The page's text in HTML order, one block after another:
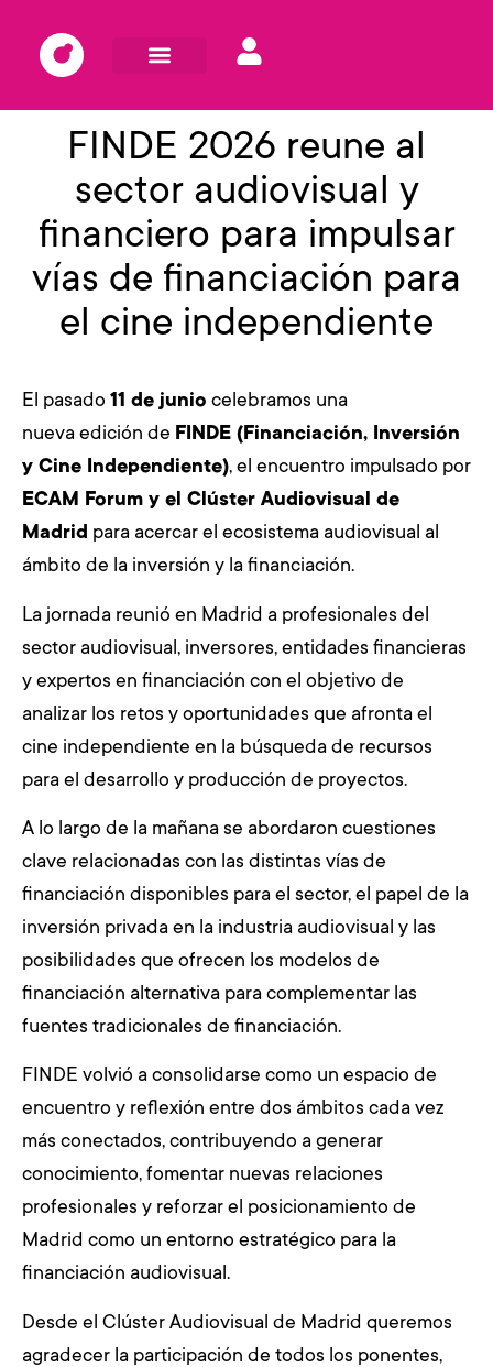
FINDE 2026 reune al
sector audiovisual y
financiero para impulsar
vías de financiación para
el cine independiente
El pasado 11 de junio celebramos una
nueva edición de FINDE (Financiación, Inversión
y Cine Independiente), el encuentro impulsado por
ECAM Forum y el Clúster Audiovisual de
Madrid para acercar el ecosistema audiovisual al
ámbito de la inversión y la financiación.
La jornada reunió en Madrid a profesionales del
sector audiovisual, inversores, entidades financieras
y expertos en financiación con el objetivo de
analizar los retos y oportunidades que afronta el
cine independiente en la búsqueda de recursos
para el desarrollo y producción de proyectos.
A lo largo de la mañana se abordaron cuestiones
clave relacionadas con las distintas vías de
financiación disponibles para el sector, el papel de la
inversión privada en la industria audiovisual y las
posibilidades que ofrecen los modelos de
financiación alternativa para complementar las
fuentes tradicionales de financiación.
FINDE volvió a consolidarse como un espacio de
encuentro y reflexión entre dos ámbitos cada vez
más conectados, contribuyendo a generar
conocimiento, fomentar nuevas relaciones
profesionales y reforzar el posicionamiento de
Madrid como un entorno estratégico para la
financiación audiovisual.
Desde el Clúster Audiovisual de Madrid queremos
agradecer la participación de todos los ponentes,